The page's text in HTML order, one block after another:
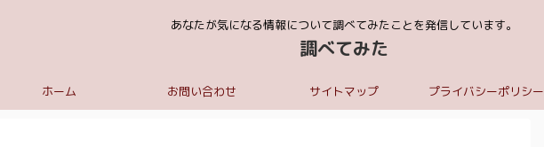
あなたが気になる情報について調べてみたことを発信しています。
調べてみた
ホーム お問い合わせ サイトマップ プライバシーポリシー